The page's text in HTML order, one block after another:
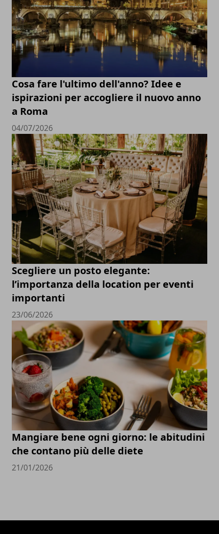
Cosa fare l'ultimo dell'anno? Idee e
ispirazioni per accogliere il nuovo anno
a Roma
04/07/2026
Scegliere un posto elegante:
l’importanza della location per eventi
importanti
23/06/2026
Mangiare bene ogni giorno: le abitudini
che contano più delle diete
21/01/2026